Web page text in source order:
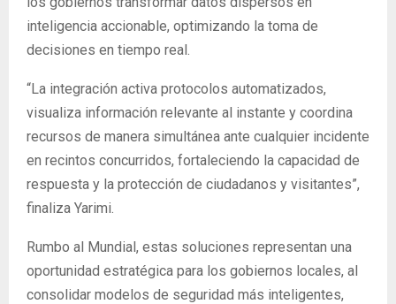
inteligencia accionable, optimizando la toma de
decisiones en tiempo real.
“La integración activa protocolos automatizados,
visualiza información relevante al instante y coordina
recursos de manera simultánea ante cualquier incidente
en recintos concurridos, fortaleciendo la capacidad de
respuesta y la protección de ciudadanos y visitantes”,
finaliza Yarimi.
Rumbo al Mundial, estas soluciones representan una
oportunidad estratégica para los gobiernos locales, al
consolidar modelos de seguridad más inteligentes,